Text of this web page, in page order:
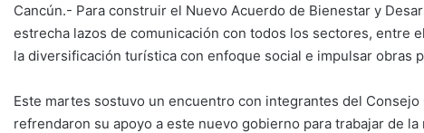
Cancún.- Para construir el Nuevo Acuerdo de Bienestar y
estrecha lazos de comunicación con todos los sectores, entre
la diversificación turística con enfoque social e impulsar obras
Este martes sostuvo un encuentro con integrantes del
refrendaron su apoyo a este nuevo gobierno para trabajar de